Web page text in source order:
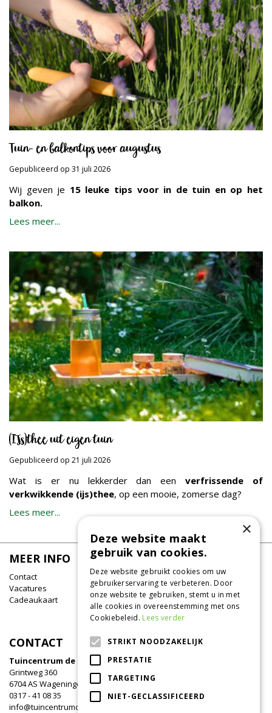
Tuin- en balkontips voor augustus
Gepubliceerd op 31 juli 2026
Wij geven je 15 leuke tips voor in de tuin en op het
balkon.
Lees meer...
(IJs)thee uit eigen tuin
Gepubliceerd op 21 juli 2026
Wat is er nu lekkerder dan eenverfrissende of
verkwikkende (ijs)thee, op een mooie, zomerse dag?
Lees meer...
MEER INFO
Contact
Vacatures
Cadeaukaart
CONTACT
Tuincentrum de Oude Tol
Grintweg 360
6704 AS Wageningen
0317 - 41 08 35
info@tuincentrumdeoudetol.nl
×
Deze website maakt
gebruik van cookies.
Deze website gebruikt cookies om uw
gebruikerservaring te verbeteren. Door
onze website te gebruiken, stemt u in met
alle cookies in overeenstemming met ons
Cookiebeleid. Lees verder
STRIKT NOODZAKELIJK
PRESTATIE
TARGETING
NIET-GECLASSIFICEERD